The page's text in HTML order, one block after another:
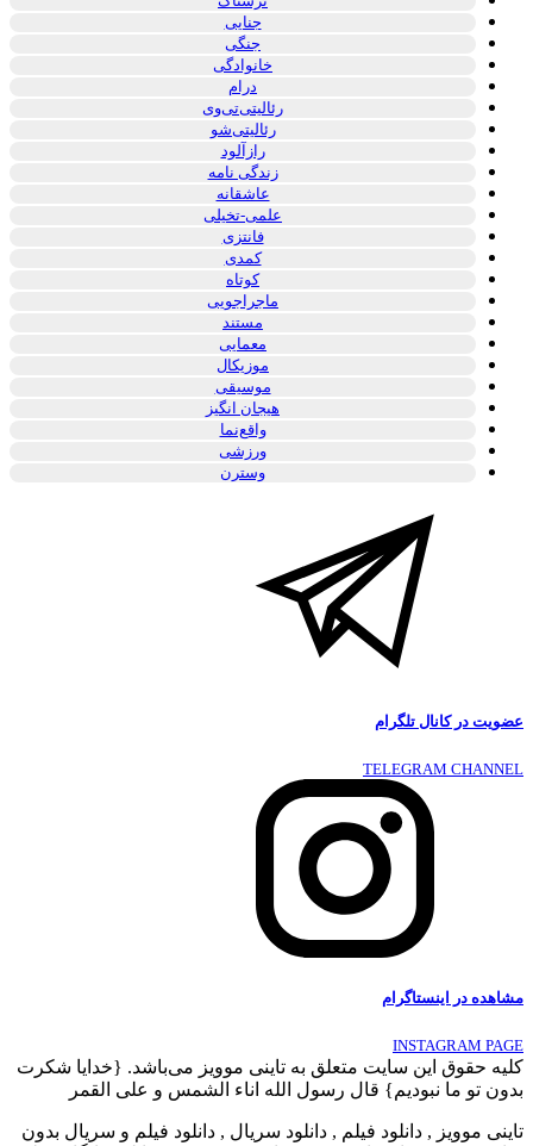
جنایی
جنگی
خانوادگی
درام
رئالیتی‌تی‌وی
رئالیتی‌شو
رازآلود
زندگی نامه
عاشقانه
علمی-تخیلی
فانتزی
کمدی
کوتاه
ماجراجویی
مستند
معمایی
موزیکال
موسیقی
هیجان انگیز
واقع‌نما
ورزشی
وسترن
عضویت در کانال تلگرام
TELEGRAM CHANNEL
مشاهده در اینستاگرام
INSTAGRAM PAGE
کلیه حقوق این سایت متعلق به تاینی موویز می‌باشد. {خدایا شکرت
بدون تو ما نبودیم} قال رسول الله اناء الشمس و علی القمر
تاینی موویز , دانلود فیلم , دانلود سریال , دانلود فیلم و سریال بدون